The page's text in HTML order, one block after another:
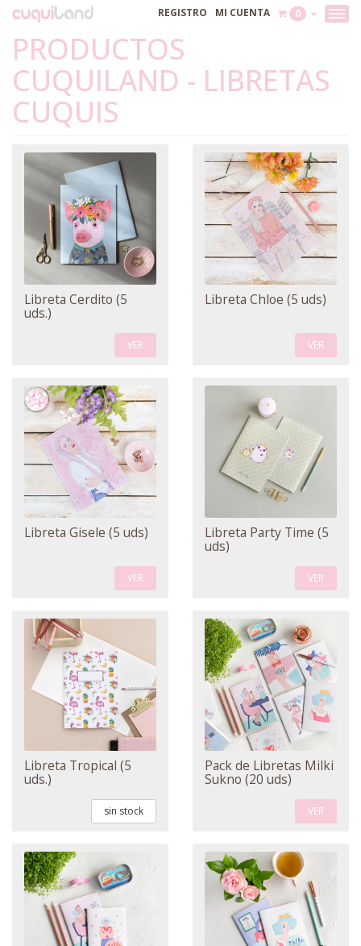
REGISTRO MI CUENTA 0
PRODUCTOS
CUQUILAND - LIBRETAS
CUQUIS
Libreta Cerdito (5
uds.)
VER
Libreta Chloe (5 uds)
VER
Libreta Gisele (5 uds)
VER
Libreta Party Time (5
uds)
VER
Libreta Tropical (5
uds.)
sin stock
Pack de Libretas Milki
Sukno (20 uds)
VER